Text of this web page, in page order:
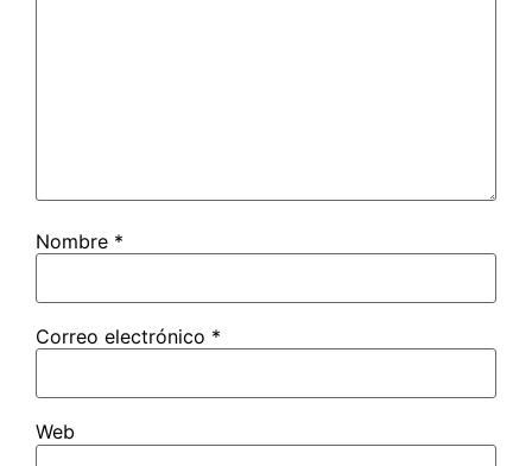
Nombre *
Correo electrónico *
Web